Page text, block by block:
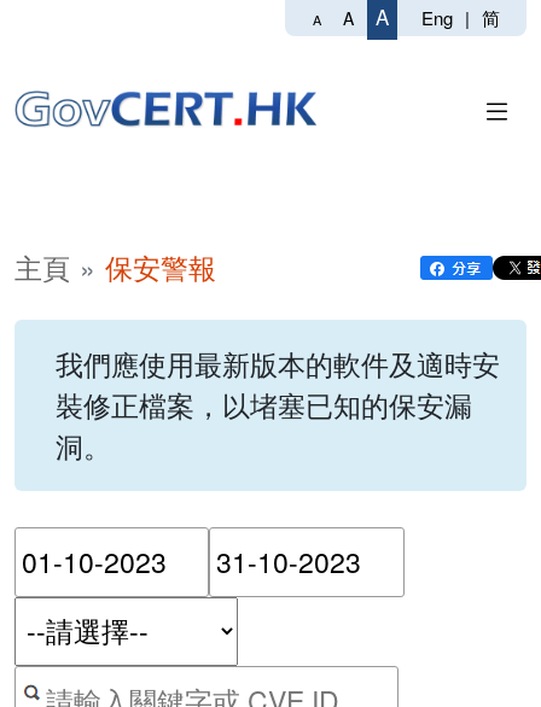
A A A Eng | 简
主頁 保安警報
我們應使用最新版本的軟件及適時安
裝修正檔案，以堵塞已知的保安漏
洞。
請輸入搜尋日期範圍的開
按關鍵字或 CVE ID 搜尋保安警報